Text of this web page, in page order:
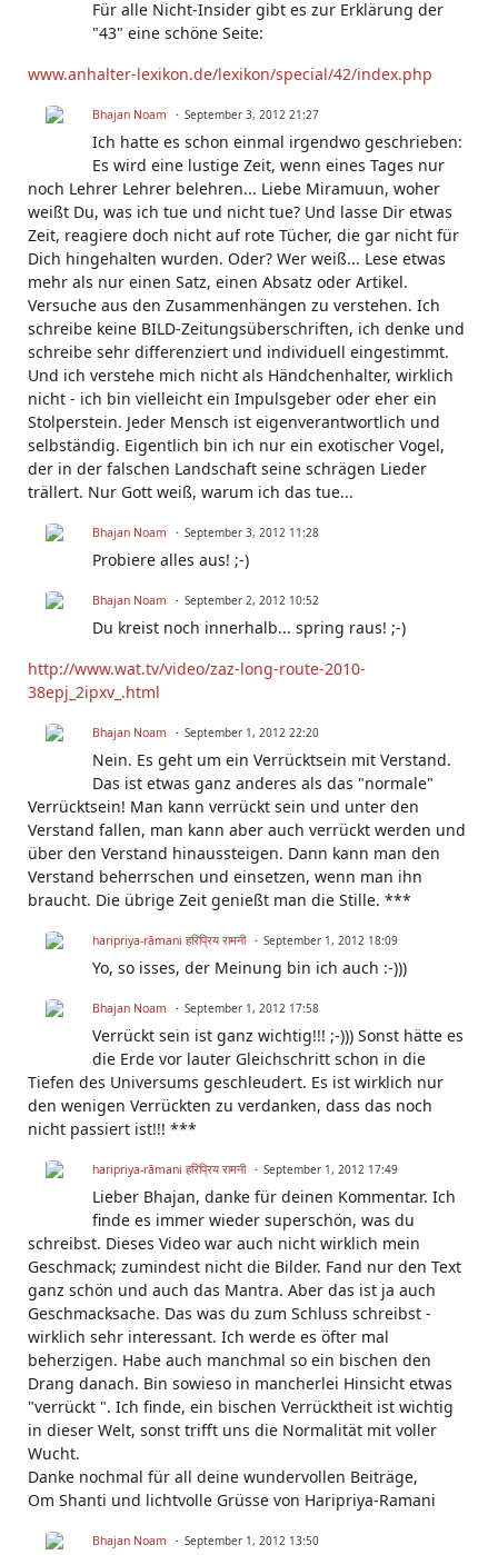
Für alle Nicht-Insider gibt es zur Erklärung der
"43" eine schöne Seite:
www.anhalter-lexikon.de/lexikon/special/42/index.php
Bhajan Noam September 3, 2012 21:27
Ich hatte es schon einmal irgendwo geschrieben:
Es wird eine lustige Zeit, wenn eines Tages nur
noch Lehrer Lehrer belehren... Liebe Miramuun, woher
weißt Du, was ich tue und nicht tue? Und lasse Dir etwas
Zeit, reagiere doch nicht auf rote Tücher, die gar nicht für
Dich hingehalten wurden. Oder? Wer weiß... Lese etwas
mehr als nur einen Satz, einen Absatz oder Artikel.
Versuche aus den Zusammenhängen zu verstehen. Ich
schreibe keine BILD-Zeitungsüberschriften, ich denke und
schreibe sehr differenziert und individuell eingestimmt.
Und ich verstehe mich nicht als Händchenhalter, wirklich
nicht - ich bin vielleicht ein Impulsgeber oder eher ein
Stolperstein. Jeder Mensch ist eigenverantwortlich und
selbständig. Eigentlich bin ich nur ein exotischer Vogel,
der in der falschen Landschaft seine schrägen Lieder
trällert. Nur Gott weiß, warum ich das tue...
Bhajan Noam September 3, 2012 11:28
Probiere alles aus! ;-)
Bhajan Noam September 2, 2012 10:52
Du kreist noch innerhalb... spring raus! ;-)
http://www.wat.tv/video/zaz-long-route-2010-
38epj_2ipxv_.html
Bhajan Noam September 1, 2012 22:20
Nein. Es geht um ein Verrücktsein mit Verstand.
Das ist etwas ganz anderes als das "normale"
Verrücktsein! Man kann verrückt sein und unter den
Verstand fallen, man kann aber auch verrückt werden und
über den Verstand hinaussteigen. Dann kann man den
Verstand beherrschen und einsetzen, wenn man ihn
braucht. Die übrige Zeit genießt man die Stille. ***
haripriya-rāmani हरिप्रिय रामनी September 1, 2012 18:09
Yo, so isses, der Meinung bin ich auch :-)))
Bhajan Noam September 1, 2012 17:58
Verrückt sein ist ganz wichtig!!! ;-))) Sonst hätte es
die Erde vor lauter Gleichschritt schon in die
Tiefen des Universums geschleudert. Es ist wirklich nur
den wenigen Verrückten zu verdanken, dass das noch
nicht passiert ist!!! ***
haripriya-rāmani हरिप्रिय रामनी September 1, 2012 17:49
Lieber Bhajan, danke für deinen Kommentar. Ich
finde es immer wieder superschön, was du
schreibst. Dieses Video war auch nicht wirklich mein
Geschmack; zumindest nicht die Bilder. Fand nur den Text
ganz schön und auch das Mantra. Aber das ist ja auch
Geschmacksache. Das was du zum Schluss schreibst -
wirklich sehr interessant. Ich werde es öfter mal
beherzigen. Habe auch manchmal so ein bischen den
Drang danach. Bin sowieso in mancherlei Hinsicht etwas
"verrückt ". Ich finde, ein bischen Verrücktheit ist wichtig
in dieser Welt, sonst trifft uns die Normalität mit voller
Wucht.
Danke nochmal für all deine wundervollen Beiträge,
Om Shanti und lichtvolle Grüsse von Haripriya-Ramani
Bhajan Noam September 1, 2012 13:50